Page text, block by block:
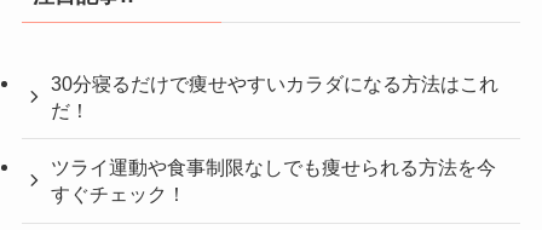
30分寝るだけで痩せやすいカラダになる方法はこれ
だ！
ツライ運動や食事制限なしでも痩せられる方法を今
すぐチェック！